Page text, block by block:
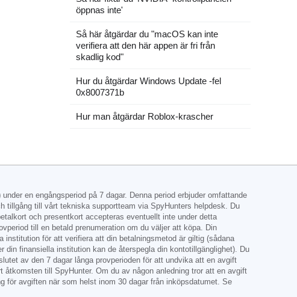
öppnas inte'
Så här åtgärdar du "macOS kan inte
verifiera att den här appen är fri från
skadlig kod"
Hur du åtgärdar Windows Update -fel
0x8007371b
Hur man åtgärdar Roblox-krascher
en engångsperiod på 7 dagar. Denna period erbjuder omfattande
till vårt tekniska supportteam via SpyHunters helpdesk. Du
och presentkort accepteras eventuellt inte under detta
till en betald prenumeration om du väljer att köpa. Din
för att verifiera att din betalningsmetod är giltig (sådana
din finansiella institution kan de återspegla din kontotillgänglighet). Du
av den 7 dagar långa provperioden för att undvika att en avgift
till SpyHunter. Om du av någon anledning tror att en avgift
för avgiften när som helst inom 30 dagar från inköpsdatumet. Se